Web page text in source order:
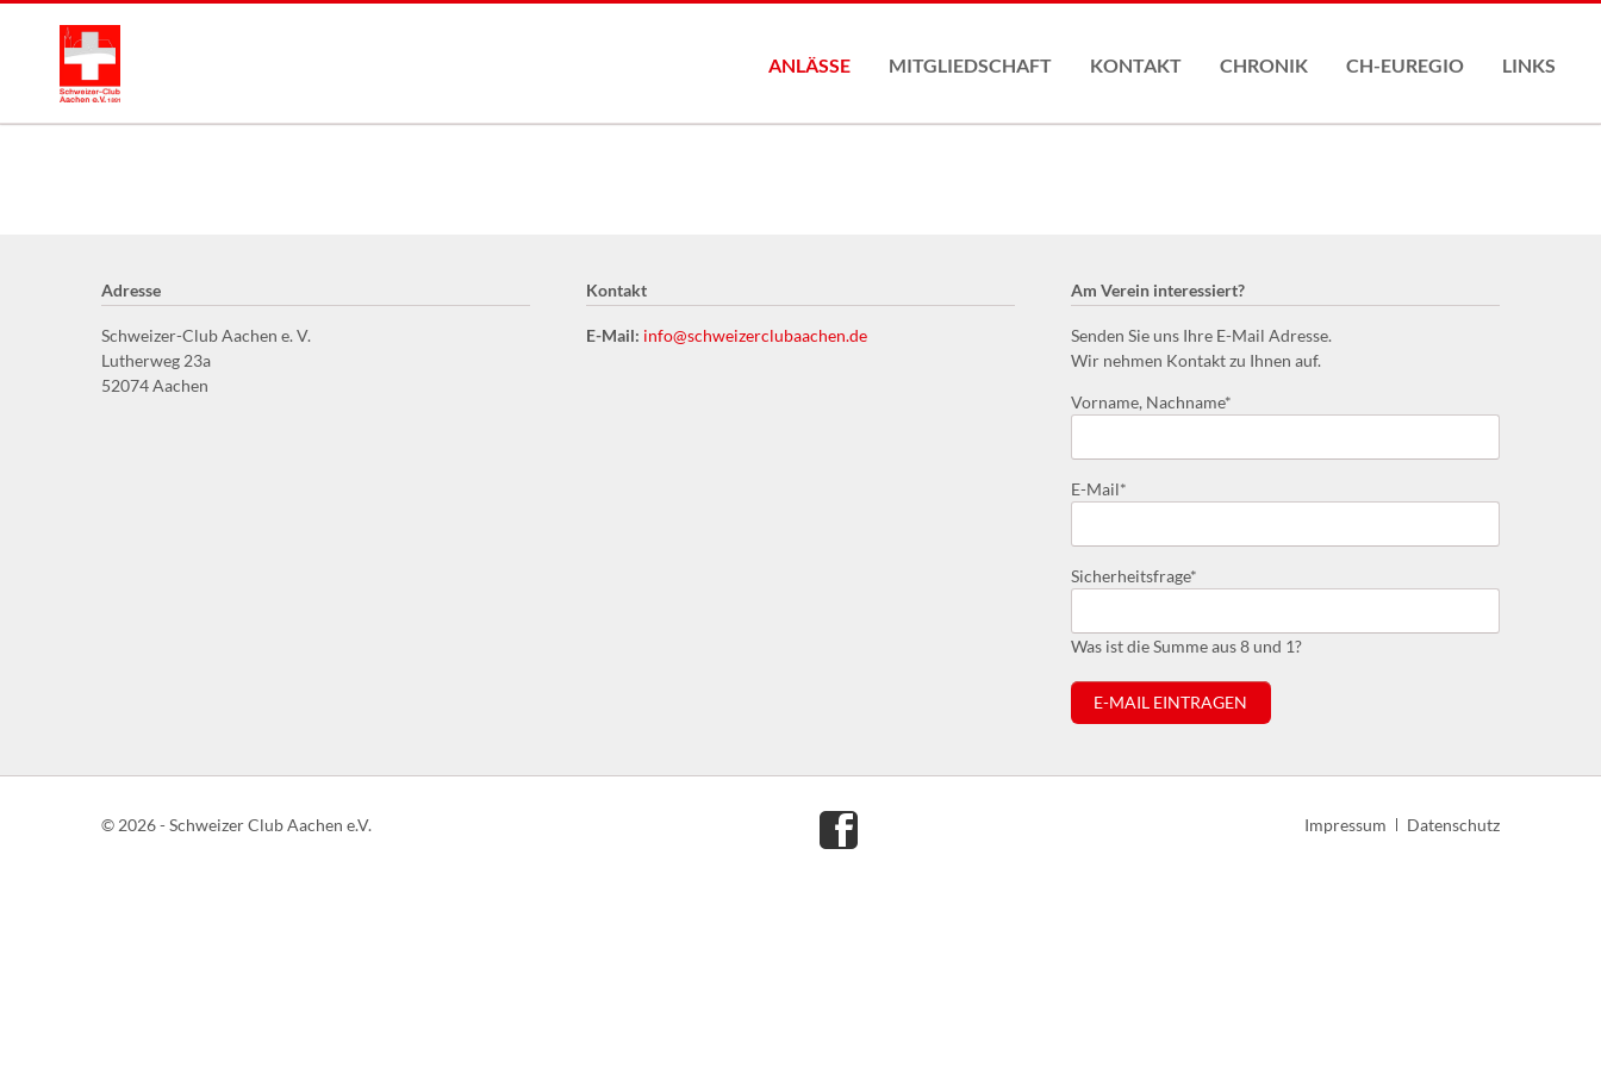
ANLÄSSE MITGLIEDSCHAFT KONTAKT CHRONIK CH-EUREGIO LINKS
Adresse
Schweizer-Club Aachen e. V.
Lutherweg 23a
52074 Aachen
Kontakt
E-Mail: info@schweizerclubaachen.de
Am Verein interessiert?
Senden Sie uns Ihre E-Mail Adresse.
Wir nehmen Kontakt zu Ihnen auf.
Pflichtfeld
Vorname, Nachname*
Pflichtfeld
E-Mail*
Pflichtfeld
Sicherheitsfrage*
Was ist die Summe aus 8 und 1?
E-MAIL EINTRAGEN
© 2026 - Schweizer Club Aachen e.V.
Navigation
Impressum Datenschutz